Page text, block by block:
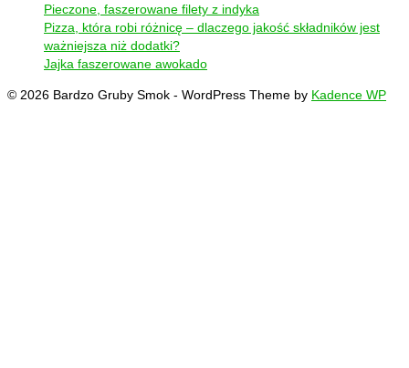
Pieczone, faszerowane filety z indyka
Pizza, która robi różnicę – dlaczego jakość składników jest
ważniejsza niż dodatki?
Jajka faszerowane awokado
© 2026 Bardzo Gruby Smok - WordPress Theme by Kadence WP